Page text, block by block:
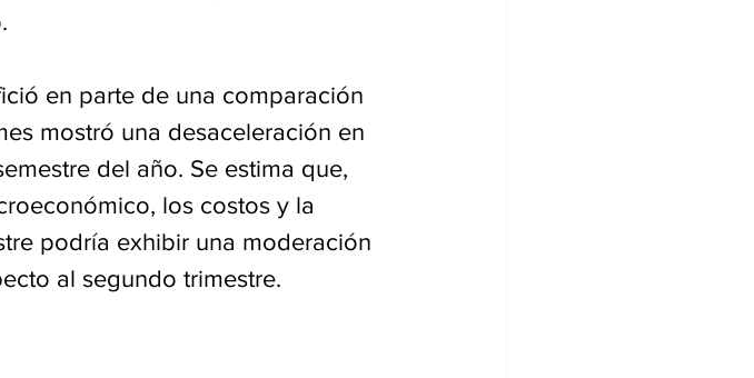
en parte de una comparación
mostró una desaceleración en
del año. Se estima que,
los costos y la
podría exhibir una moderación
al segundo trimestre.